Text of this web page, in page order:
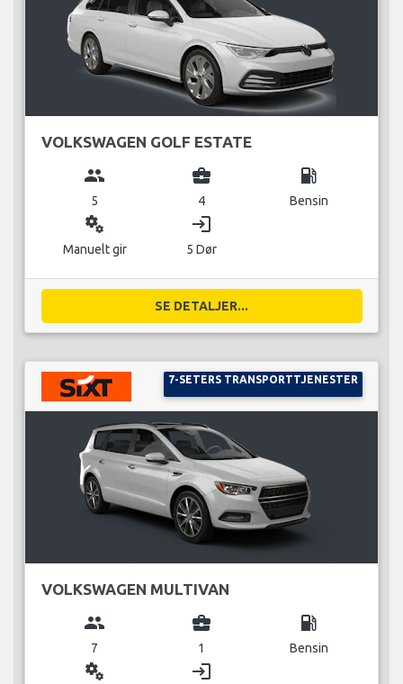
VOLKSWAGEN GOLF ESTATE
group
5
business_center
4
local_gas_station
Bensin
miscellaneous_services
Manuelt gir
login
5 Dør
SE DETALJER...
7-SETERS TRANSPORTTJENESTER
VOLKSWAGEN MULTIVAN
group
7
business_center
1
local_gas_station
Bensin
miscellaneous_services login